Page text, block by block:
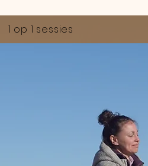
1 op 1 sessies